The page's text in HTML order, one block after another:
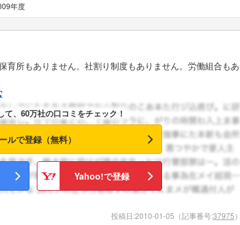
年度
育所もありません。社割り制度もありません。労働組合もあ
て、60万社の口コミをチェック！
ルで登録（無料）
Yahoo!で登録
投稿日:2010-01-05 （記事番号:37975）